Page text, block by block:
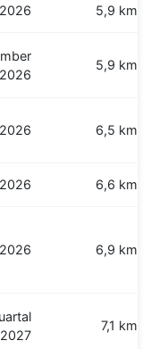
5,9 km
2026
5,9 km
6,5 km
6,6 km
6,9 km
2027
7,1 km